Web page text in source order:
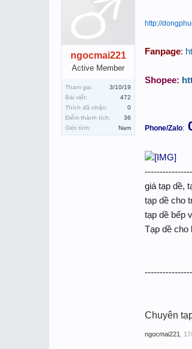
ngocmai221
Active Member
Tham gia:
3/10/19
Bài viết:
472
Thích đã nhận:
0
Điểm thành tích:
36
Giới tính:
Nam
http://
Fanpage:
Shopee:
Phone/Zalo:
giá tạp dề,
tạp dề cho
tạp dề bếp
Tạp dề cho
Chuyên
ngocmai221